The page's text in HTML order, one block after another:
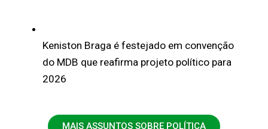
Keniston Braga é festejado em convenção
do MDB que reafirma projeto político para
2026
MAIS ASSUNTOS SOBRE POLÍTICA